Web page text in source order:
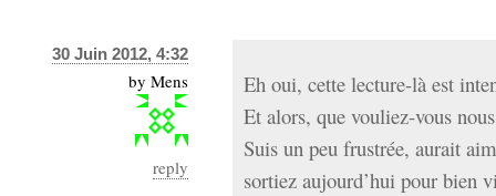
30 Juin 2012, 4:32
by Mens
reply
Eh oui, cette lecture-là est
Et alors, que vouliez-vous
Suis un peu frustrée, aurait
sortiez aujourd’hui pour bien